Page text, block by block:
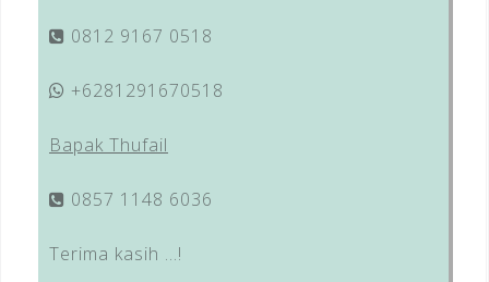
0812 9167 0518
+6281291670518
Bapak Thufail
0857 1148 6036
Terima kasih …!